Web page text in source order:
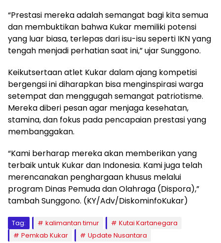
“Prestasi mereka adalah semangat bagi kita semua
dan membuktikan bahwa Kukar memiliki potensi
yang luar biasa, terlepas dari isu-isu seperti IKN yang
tengah menjadi perhatian saat ini,” ujar Sunggono.
Keikutsertaan atlet Kukar dalam ajang kompetisi
bergengsi ini diharapkan bisa menginspirasi warga
setempat dan menggugah semangat patriotisme.
Mereka diberi pesan agar menjaga kesehatan,
stamina, dan fokus pada pencapaian prestasi yang
membanggakan.
“Kami berharap mereka akan memberikan yang
terbaik untuk Kukar dan Indonesia. Kami juga telah
merencanakan penghargaan khusus melalui
program Dinas Pemuda dan Olahraga (Dispora),”
tambah Sunggono. (KY/Adv/DiskominfoKukar)
Tag: kalimantan timur
Kutai Kartanegara
Pemkab Kukar
Update Nusantara